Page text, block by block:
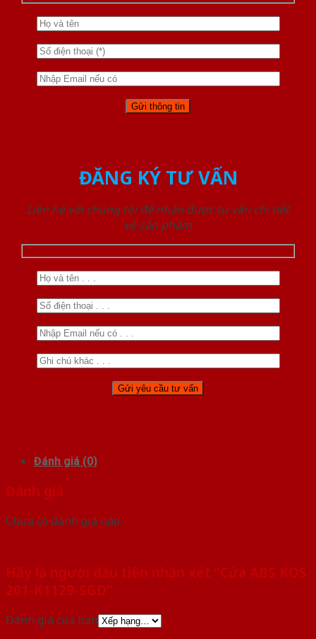
ĐĂNG KÝ TƯ VẤN
Liên hệ với chúng tôi để nhận được tư vấn chi tiết
về sản phẩm
Đánh giá (0)
Đánh giá
Chưa có đánh giá nào.
Hãy là người đầu tiên nhận xét “Cửa ABS KOS
201-K1129-SGD”
Đánh giá của bạn